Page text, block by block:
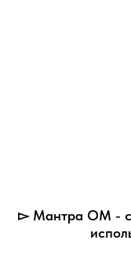
▻ Мантра ОМ -